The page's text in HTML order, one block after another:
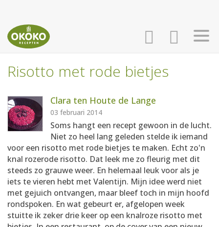
INLOGGEN
AANMELDEN
HOME
RECEPTEN
WEEKMENU'S
KOOKBOEKEN
Risotto met rode bietjes
Clara ten Houte de Lange
03 februari 2014
Soms hangt een recept gewoon in de lucht.
Niet zo heel lang geleden stelde ik iemand
voor een risotto met rode bietjes te maken. Echt zo'n
knal rozerode risotto. Dat leek me zo fleurig met dit
steeds zo grauwe weer. En helemaal leuk voor als je
iets te vieren hebt met Valentijn. Mijn idee werd niet
met gejuich ontvangen, maar bleef toch in mijn hoofd
rondspoken. En wat gebeurt er, afgelopen week
stuitte ik zeker drie keer op een knalroze risotto met